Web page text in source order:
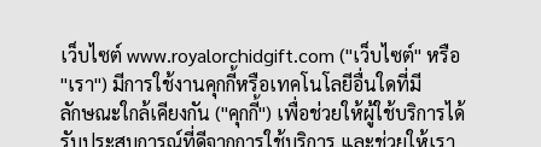
เว็บไซต์ www.royalorchidgift.com ("เว็บไซต์" หรือ
"เรา") มีการใช้งานคุกกี้หรือเทคโนโลยีอื่นใดที่มี
ลักษณะใกล้เคียงกัน ("คุกกี้") เพื่อช่วยให้ผู้ใช้บริการได้
รับประสบการณ์ที่ดีจากการใช้บริการ และช่วยให้เรา